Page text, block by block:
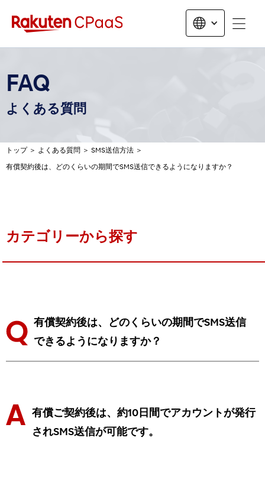
無料トライアルお申し込み
FAQ
よくある質問
トップ ＞ よくある質問 ＞ SMS送信方法 ＞
有償契約後は、どのくらいの期間でSMS送信できるようになりますか？
カテゴリーから探す
有償契約後は、どのくらいの期間でSMS送信
できるようになりますか？
有償ご契約後は、約10日間でアカウントが発行
されSMS送信が可能です。